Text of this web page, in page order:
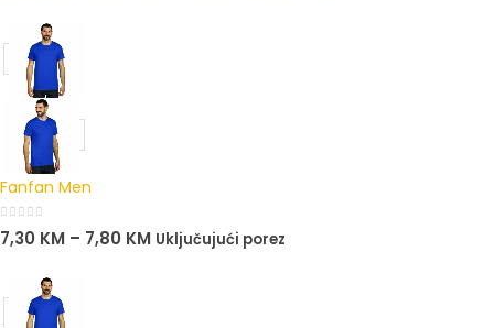
Fanfan Men
0out of 5
7,30 KM – 7,80 KM Uključujući porez